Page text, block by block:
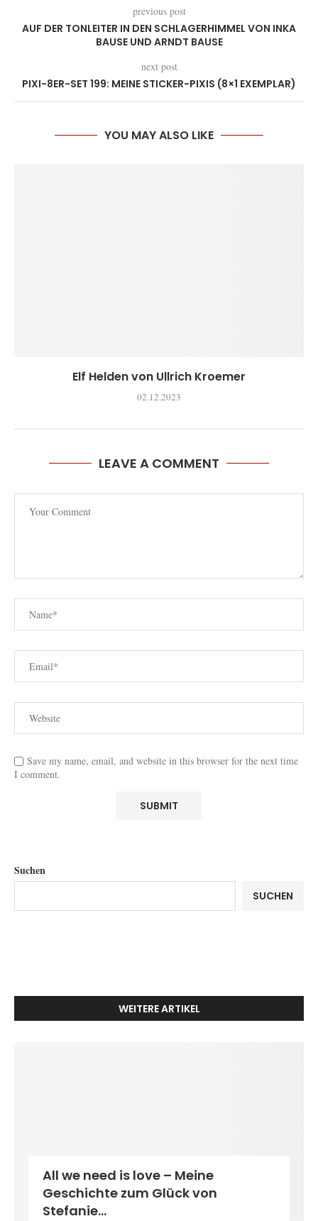
previous post
AUF DER TONLEITER IN DEN SCHLAGERHIMMEL VON INKA
BAUSE UND ARNDT BAUSE
next post
PIXI-8ER-SET 199: MEINE STICKER-PIXIS (8×1 EXEMPLAR)
YOU MAY ALSO LIKE
Elf Helden von Ullrich Kroemer
02.12.2023
LEAVE A COMMENT
Save my name, email, and website in this browser for the next time
I comment.
Suchen
SUCHEN
WEITERE ARTIKEL
All we need is love – Meine
Geschichte zum Glück von
Stefanie...